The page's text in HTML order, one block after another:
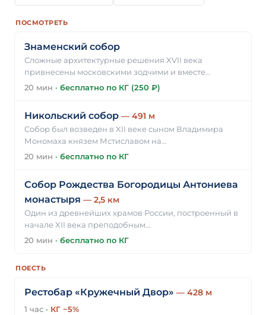
ПОСМОТРЕТЬ
Знаменский собор
Сложные архитектурные решения XVII века
привнесены московскими зодчими и вместе…
20 мин · бесплатно по КГ (250 ₽)
Никольский собор — 491 м
Собор был возведен в XII веке сыном Владимира
Мономаха князем Мстиславом на…
20 мин · бесплатно по КГ
Собор Рождества Богородицы Антониева
монастыря — 2,5 км
Один из древнейших храмов России, построенный в
начале XII века преподобным…
20 мин · бесплатно по КГ
ПОЕСТЬ
Рестобар «Кружечный Двор» — 428 м
1 час · КГ −5%